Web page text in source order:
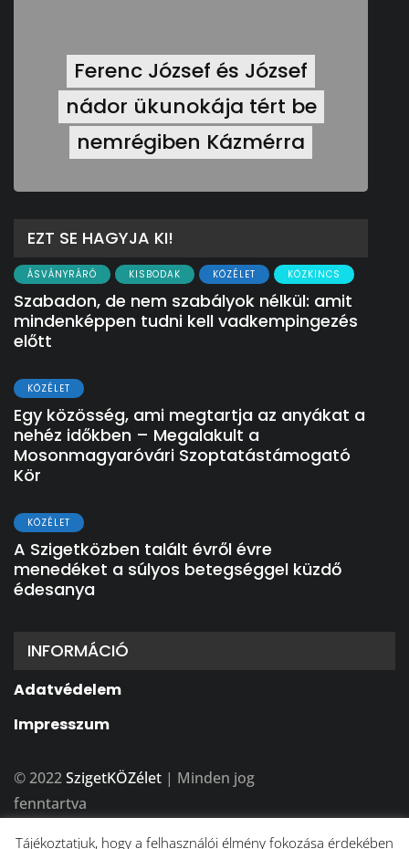
Ferenc József és József
nádor ükunokája tért be
nemrégiben Kázmérra
EZT SE HAGYJA KI!
ÁSVÁNYRÁRÓ KISBODAK KÖZÉLET KÖZKINCS
Szabadon, de nem szabályok nélkül: amit
mindenképpen tudni kell vadkempingezés
előtt
KÖZÉLET
Egy közösség, ami megtartja az anyákat a
nehéz időkben – Megalakult a
Mosonmagyaróvári Szoptatástámogató
Kör
KÖZÉLET
A Szigetközben talált évről évre
menedéket a súlyos betegséggel küzdő
édesanya
INFORMÁCIÓ
Adatvédelem
Impresszum
© 2022SzigetKÖZélet | Minden jog
fenntartva
Tájékoztatjuk, hogy a felhasználói élmény fokozása érdekében